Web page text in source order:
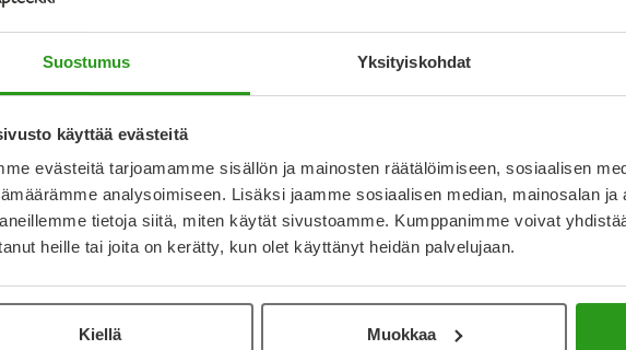
Suostumus Yksityiskohdat
käyttää evästeitä
evästeitä tarjoamamme sisällön ja mainosten räätälöimiseen, sosiaalisen
analysoimiseen. Lisäksi jaamme sosiaalisen median, mainosalan ja
tietoja siitä, miten käytät sivustoamme. Kumppanimme voivat
heille tai joita on kerätty, kun olet käyttänyt heidän palvelujaan.
Kiellä Muokkaa
Verkkoapteekki
Reseptilääkkeet netistä
Ajankohtaista
Allergia